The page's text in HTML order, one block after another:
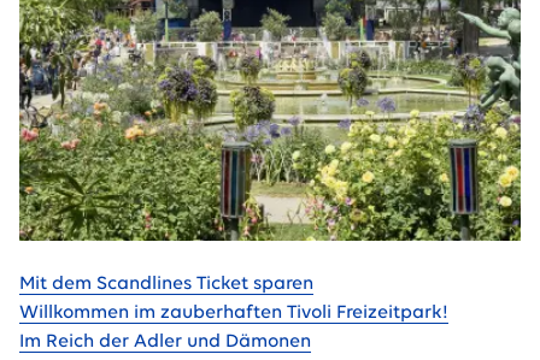
Gehe zu
Mit dem Scandlines Ticket sparen
Willkommen im zauberhaften Tivoli Freizeitpark!
Im Reich der Adler und Dämonen